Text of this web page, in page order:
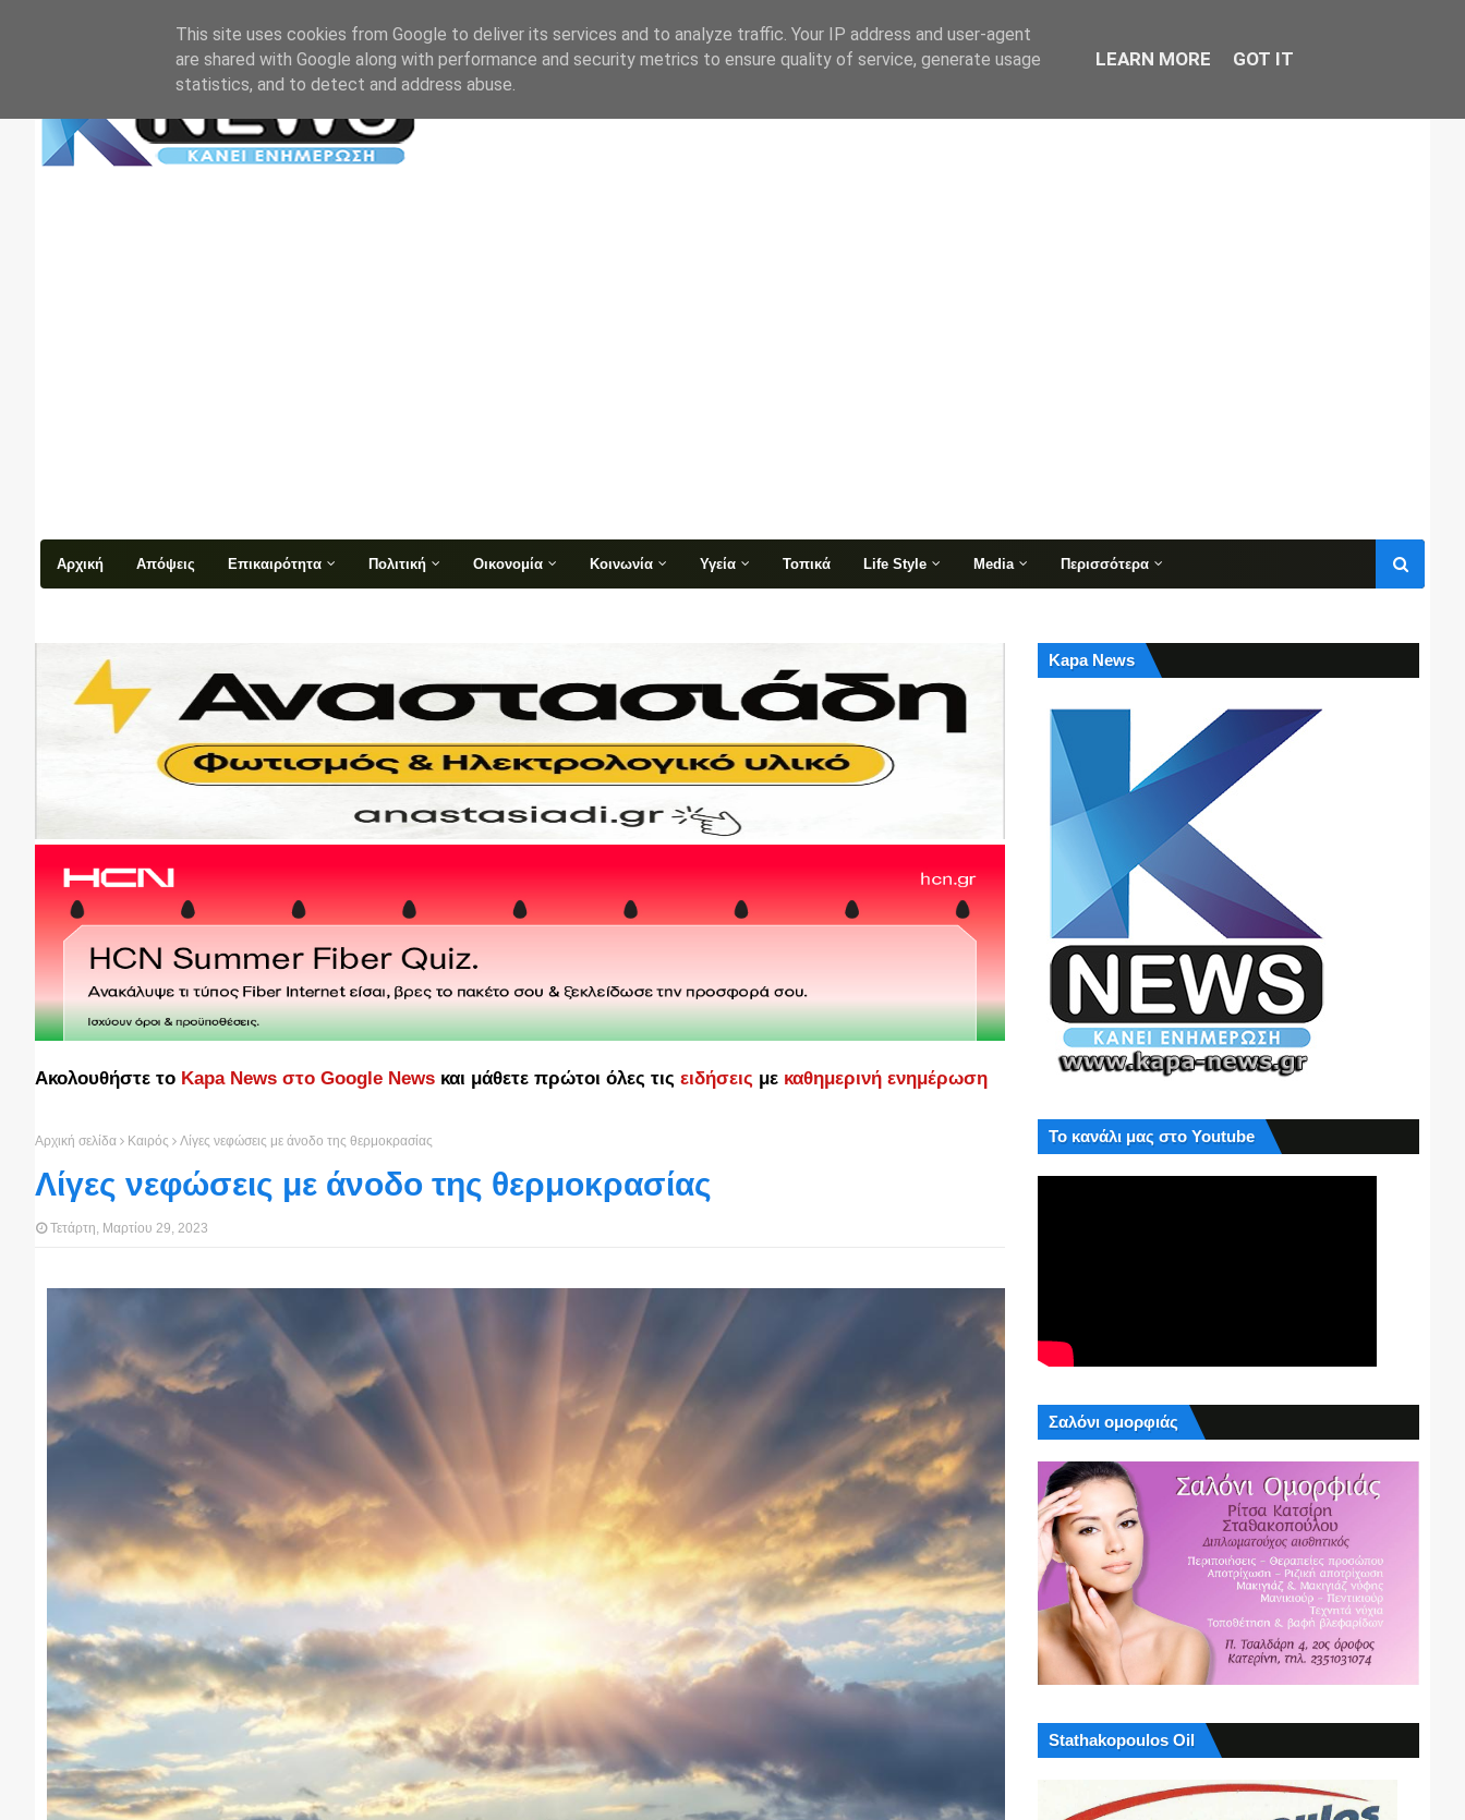
Αρχική Απόψεις Επικαιρότητα Πολιτική Οικονομία Κοινωνία Υγεία Τοπικά Life Style Media Περισσότερα
Ακολουθήστε το Kapa News στο Google News και μάθετε πρώτοι όλες τις ειδήσεις με καθημερινή ενημέρωση
Αρχική σελίδα Καιρός Λίγες νεφώσεις με άνοδο της θερμοκρασίας
Λίγες νεφώσεις με άνοδο της θερμοκρασίας
Τετάρτη, Μαρτίου 29, 2023
Kapa News
Το κανάλι μας στο Youtube
Σαλόνι ομορφιάς
Stathakopoulos Oil
This site uses cookies from Google to deliver its services and to analyze traffic. Your IP address and user-agent
are shared with Google along with performance and security metrics to ensure quality of service, generate usage
statistics, and to detect and address abuse.
LEARN MORE GOT IT